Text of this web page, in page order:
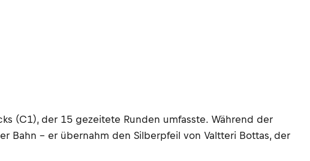
(C1), der 15 gezeitete Runden umfasste. Während der
Bahn – er übernahm den Silberpfeil von Valtteri Bottas, der